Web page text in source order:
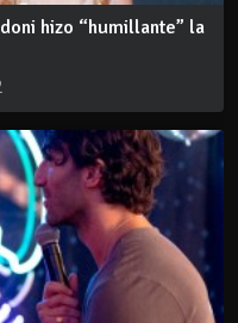
hizo “humillante” la